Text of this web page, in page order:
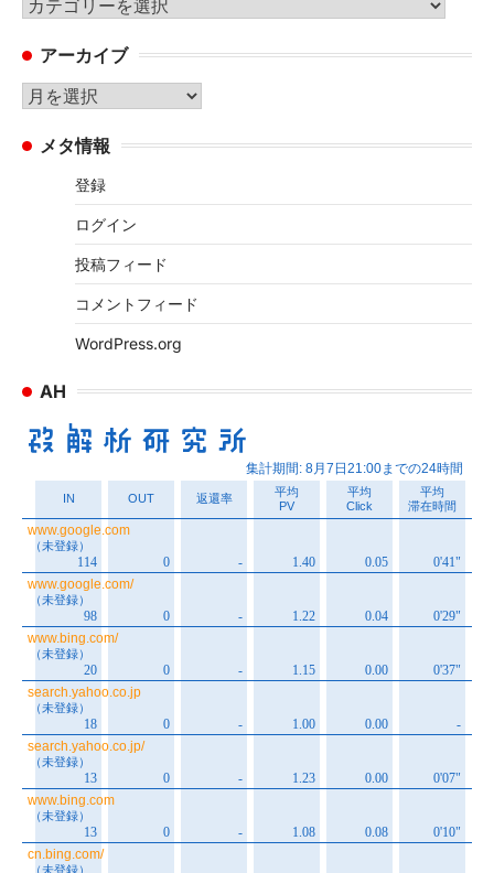
ゴ
リ
ー
アーカイブ
ア
カ メタ情報
登録
ログイン
投稿フィード
コメントフィード
WordPress.org
AH